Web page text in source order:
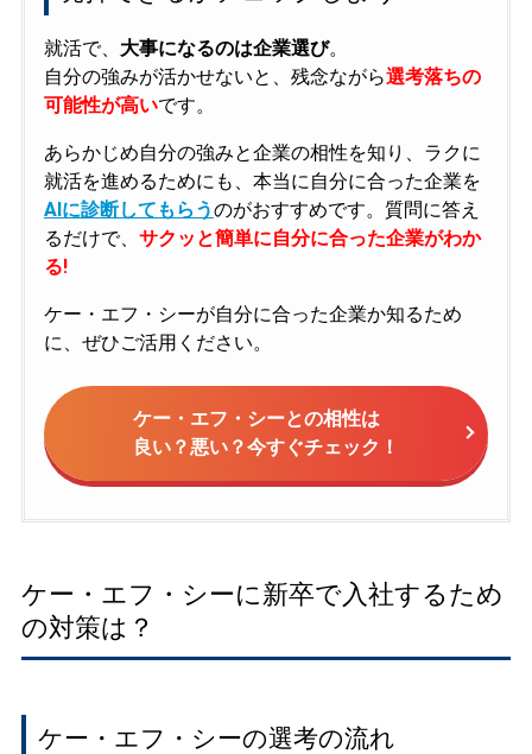
就活で、 大事になるのは企業選び。
自分の強みが活かせないと、残念ながら選考落ちの
可能性が高いです。
あらかじめ自分の強みと企業の相性を知り、ラクに
就活を進めるためにも、本当に自分に合った企業を
AIに診断してもらうのがおすすめです。質問に答え
るだけで、 サクッと簡単に自分に合った企業がわか
る!
ケー・エフ・シーが自分に合った企業か知るため
に、ぜひご活用ください。
ケー・エフ・シーとの相性は
良い？悪い？今すぐチェック！
ケー・エフ・シーに新卒で入社するため
の対策は？
ケー・エフ・シーの選考の流れ